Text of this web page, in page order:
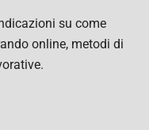
su come
online, metodi di